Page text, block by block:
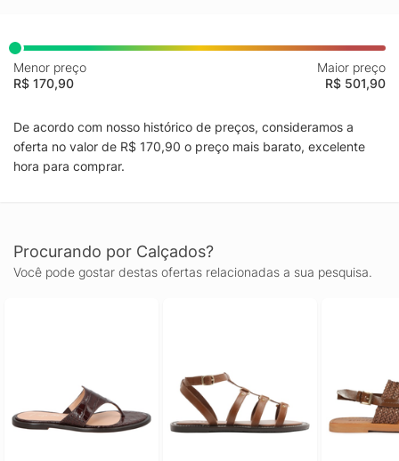
Menor preço
R$ 170,90
Maior preço
R$ 501,90
De acordo com nosso histórico de preços, consideramos a
oferta no valor de R$ 170,90 o preço mais barato, excelente
hora para comprar.
Procurando por Calçados?
Você pode gostar destas ofertas relacionadas a sua pesquisa.